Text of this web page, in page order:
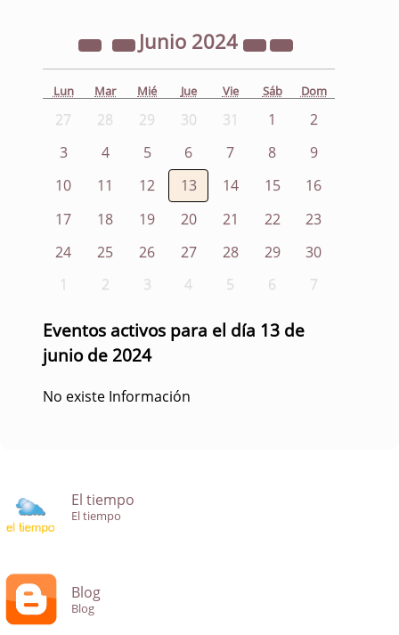
Junio 2024
Lun Mar Mié Jue Vie Sáb Dom
27 28 29 30 31 1
2
3
4 5 6 7 8
9
10
11 12 13 14 15
16
17
18 19 20 21 22
23
24
25 26 27 28 29
30
1
2 3 4 5 6 7
Eventos activos para el día 13 de
junio de 2024
No existe Información
El tiempo
El tiempo
Blog
Blog